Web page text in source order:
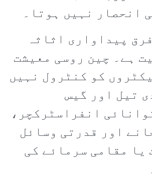
انحصار نہیں ہوتا۔
پیداواری اثاثہ
ہے۔ چین روسی معیشت
کو کنٹرول نہیں
تیل اور گیس
انفراسٹرکچر،
اور قدرتی وسائل
یا مقامی سرمائے کی